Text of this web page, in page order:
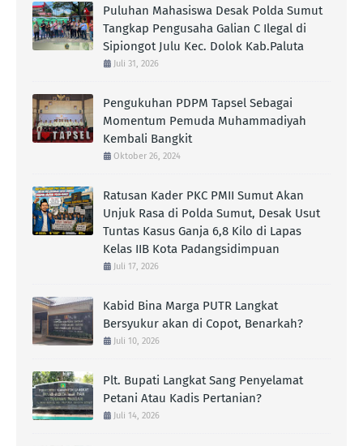
Puluhan Mahasiswa Desak Polda Sumut
Tangkap Pengusaha Galian C Ilegal di
Sipiongot Julu Kec. Dolok Kab.Paluta
Juli 31, 2026
Pengukuhan PDPM Tapsel Sebagai
Momentum Pemuda Muhammadiyah
Kembali Bangkit
Oktober 26, 2024
Ratusan Kader PKC PMII Sumut Akan
Unjuk Rasa di Polda Sumut, Desak Usut
Tuntas Kasus Ganja 6,8 Kilo di Lapas
Kelas IIB Kota Padangsidimpuan
Juli 17, 2026
Kabid Bina Marga PUTR Langkat
Bersyukur akan di Copot, Benarkah?
Juli 10, 2026
Plt. Bupati Langkat Sang Penyelamat
Petani Atau Kadis Pertanian?
Juli 14, 2026